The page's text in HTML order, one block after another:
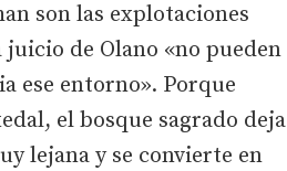
son las explotaciones
de Olano «no pueden
ese entorno». Porque
el bosque sagrado deja
lejana y se convierte en